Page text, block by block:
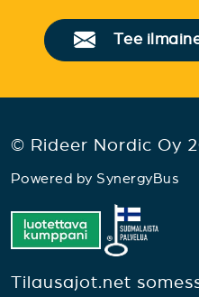
Tee
© Rideer Nordic Oy
Powered by SynergyBus
Tilausajot.net